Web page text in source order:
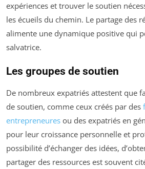
expériences et trouver le soutien
les écueils du chemin. Le partage des
alimente une dynamique positive qui
salvatrice.
Les groupes de soutien
De nombreux expatriés attestent que
de soutien, comme ceux créés par des
entrepreneures ou des expatriés en
pour leur croissance personnelle et
possibilité d’échanger des idées,
partager des ressources est souvent